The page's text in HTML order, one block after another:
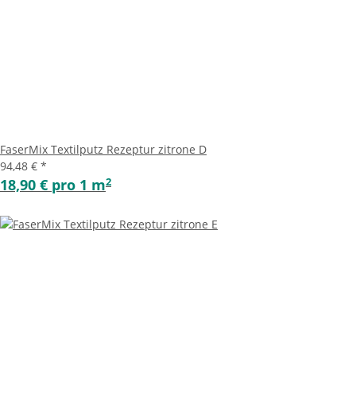
FaserMix Textilputz Rezeptur zitrone D
94,48 € *
18,90 € pro 1 m2